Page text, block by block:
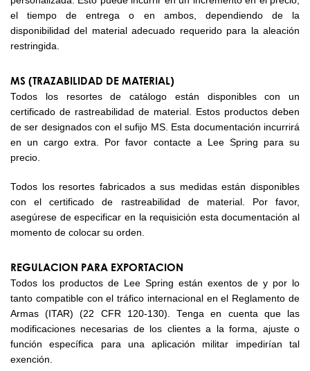
el tiempo de entrega o en ambos, dependiendo de la
disponibilidad del material adecuado requerido para la aleación
restringida.
MS (TRAZABILIDAD DE MATERIAL)
Todos los resortes de catálogo están disponibles con un
certificado de rastreabilidad de material. Estos productos deben
de ser designados con el sufijo MS. Esta documentación incurrirá
en un cargo extra. Por favor contacte a Lee Spring para su
precio.
Todos los resortes fabricados a sus medidas están disponibles
con el certificado de rastreabilidad de material. Por favor,
asegúrese de especificar en la requisición esta documentación al
momento de colocar su orden.
REGULACION PARA EXPORTACION
Todos los productos de Lee Spring están exentos de y por lo
tanto compatible con el tráfico internacional en el Reglamento de
Armas (ITAR) (22 CFR 120-130). Tenga en cuenta que las
modificaciones necesarias de los clientes a la forma, ajuste o
función específica para una aplicación militar impedirían tal
exención.